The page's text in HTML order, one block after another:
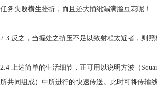
任务失败横生挫折，而且还大捅纰漏满脸豆花呢！
2.3 反之，当握处之挤压不足以致射程太近者，则
2.4 上述简单的生活细节，正可用以说明方波（
所共同组成）中所进行的快速传送。此时可将传输